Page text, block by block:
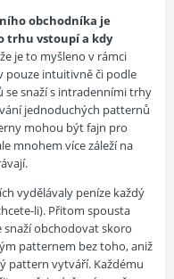
obchodníka je
trhu vstoupí a kdy
je to myšleno v rámci
pouze intuitivně či podle
se snaží s intradenními trhy
jednoduchých patternů
mohou být fajn pro
mnohem více záleží na
vydělávaly peníze každý
li). Přitom spousta
obchodovat skoro
patternem bez toho, aniž
pattern vytváří. Každému